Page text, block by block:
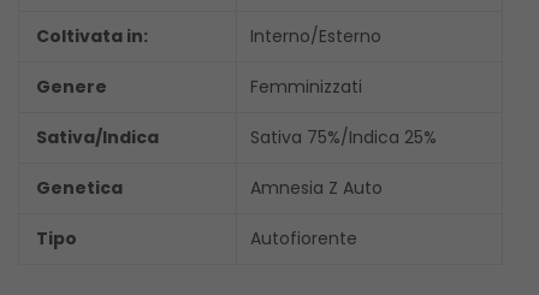
Coltivata in: Interno/Esterno
Genere Femminizzati
Sativa/Indica Sativa 75%/Indica 25%
Genetica Amnesia Z Auto
Tipo Autofiorente